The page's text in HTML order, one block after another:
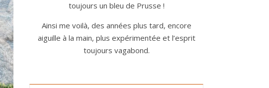
toujours un bleu de Prusse !
Ainsi me voilà, des années plus tard, encore
aiguille à la main, plus expérimentée et l’esprit
toujours vagabond.